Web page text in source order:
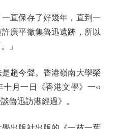
直保存了好幾年，直到一
廣平徵集魯迅遺跡，所以
」
趙今聲。香港嶺南大學榮
十月一日《香港文學》一○
魯迅訪港經過》。